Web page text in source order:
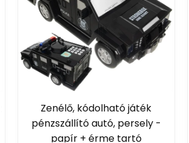
Zenélő, kódolható játék
pénzszállító autó, persely -
papír + érme tartó